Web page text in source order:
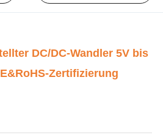
DC/DC-Wandler 5V bis
Zertifizierung